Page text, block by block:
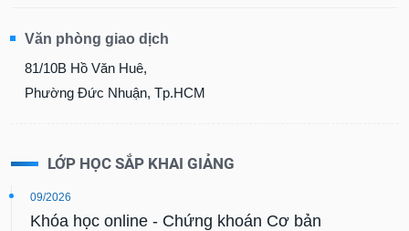
Văn phòng giao dịch
81/10B Hồ Văn Huê,
Phường Đức Nhuận, Tp.HCM
LỚP HỌC SẮP KHAI GIẢNG
09/2026
Khóa học online - Chứng khoán Cơ bản